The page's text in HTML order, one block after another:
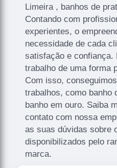
Limeira , banhos de
Contando com
experientes, o
necessidade de cada
satisfação e confiança.
trabalho de uma forma
Com isso,
trabalhos, como banho
banho em ouro. Saiba
contato com nossa
as suas dúvidas sobre
disponibilizados pelo
marca.